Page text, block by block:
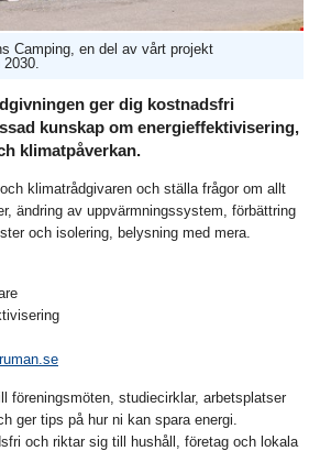
Camping, en del av vårt projekt
ger dig kostnadsfri
kunskap om energieffektivisering,
klimatpåverkan.
klimatrådgivaren och ställa frågor om allt
ändring av uppvärmningssystem, förbättring
och isolering, belysning med mera.
föreningsmöten, studiecirklar, arbetsplatser
ger tips på hur ni kan spara energi.
och riktar sig till hushåll, företag och lokala